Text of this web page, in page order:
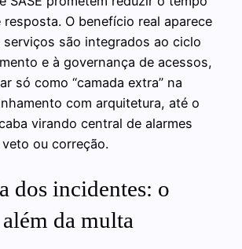
O benefício real aparece
serviços são integrados ao ciclo
e à governança de acessos,
só como “camada extra” na
com arquitetura, até o
virando central de alarmes
ou correção.
dos incidentes: o
da multa